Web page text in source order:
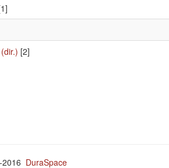
[2]
DuraSpace